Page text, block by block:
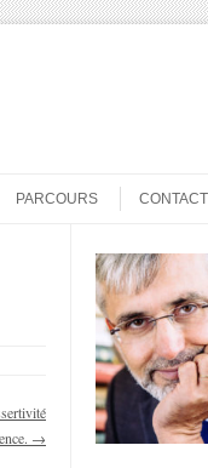
PARCOURS CONTACT
→